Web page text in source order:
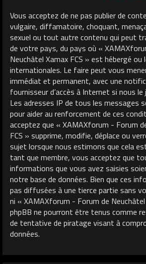
Vous acceptez de ne pas publier de
vulgaire, diffamatoire, choquant,
sexuel ou tout autre contenu qui peut
de votre pays, du pays où «
Neuchâtel Xamax FCS » est hébergé ou
internationales. Le faire peut vous
immédiat et permanent, avec une
fournisseur d’accès à Internet si nous le
Les adresses IP de tous les messages
pour aider au renforcement de ces
acceptez que « XAMAXforum - Forum
FCS » supprime, modifie, déplace ou
sujet lorsque nous estimons que cela
tant que membre, vous acceptez que
informations que vous avez saisies
notre base de données. Bien que ces
pas diffusées à une tierce partie sans
ni « XAMAXforum - Forum de Neuchâtel
phpBB ne pourront être tenus comme
de tentative de piratage visant à
données.